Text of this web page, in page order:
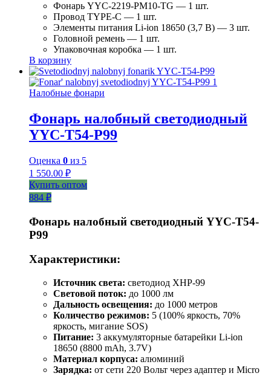
Фонарь YYC-2219-PM10-TG — 1 шт.
Провод TYPE-C — 1 шт.
Элементы питания Li-ion 18650 (3,7 В) — 3 шт.
Головной ремень — 1 шт.
Упаковочная коробка — 1 шт.
В корзину
Налобные фонари
Фонарь налобный светодиодный
YYC-T54-P99
Оценка 0 из 5
1 550.00 ₽
Купить оптом
884 ₽
Фонарь налобный светодиодный YYC-T54-
P99
Характеристики:
Источник света: светодиод XHP-99
Световой поток: до 1000 лм
Дальность освещения: до 1000 метров
Количество режимов: 5 (100% яркость, 70%
яркость, мигание SOS)
Питание: 3 аккумуляторные батарейки Li-ion
18650 (8800 mAh, 3.7V)
Материал корпуса: алюминий
Зарядка: от сети 220 Вольт через адаптер и Micro